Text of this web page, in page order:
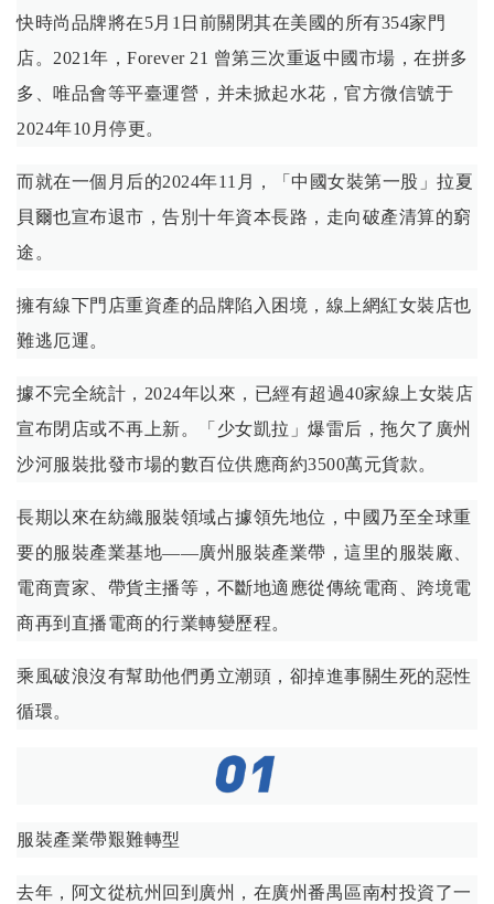
快時尚品牌將在5月1日前關閉其在美國的所有354家門
店。2021年，Forever 21 曾第三次重返中國市場，在拼多
多、唯品會等平臺運營，并未掀起水花，官方微信號于
2024年10月停更。
而就在一個月后的2024年11月，「中國女裝第一股」拉夏
貝爾也宣布退市，告別十年資本長路，走向破產清算的窮
途。
擁有線下門店重資產的品牌陷入困境，線上網紅女裝店也
難逃厄運。
據不完全統計，2024年以來，已經有超過40家線上女裝店
宣布閉店或不再上新。「少女凱拉」爆雷后，拖欠了廣州
沙河服裝批發市場的數百位供應商約3500萬元貨款。
長期以來在紡織服裝領域占據領先地位，中國乃至全球重
要的服裝產業基地——廣州服裝產業帶，這里的服裝廠、
電商賣家、帶貨主播等，不斷地適應從傳統電商、跨境電
商再到直播電商的行業轉變歷程。
乘風破浪沒有幫助他們勇立潮頭，卻掉進事關生死的惡性
循環。
服裝產業帶艱難轉型
去年，阿文從杭州回到廣州，在廣州番禺區南村投資了一